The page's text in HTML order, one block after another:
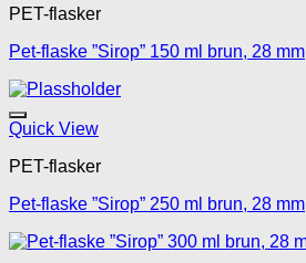
PET-flasker
Pet-flaske ”Sirop” 150 ml brun, 28 mm
Quick View
PET-flasker
Pet-flaske ”Sirop” 250 ml brun, 28 mm